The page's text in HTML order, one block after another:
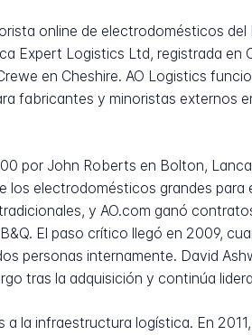
online de electrodomésticos
Expert Logistics Ltd, registrada en
en Cheshire. AO Logistics
fabricantes y minoristas externos
por John Roberts en Bolton,
electrodomésticos grandes para
y AO.com ganó
El paso crítico llegó en 2009,
personas internamente. David
tras la adquisición y continúa
la infraestructura logística. En